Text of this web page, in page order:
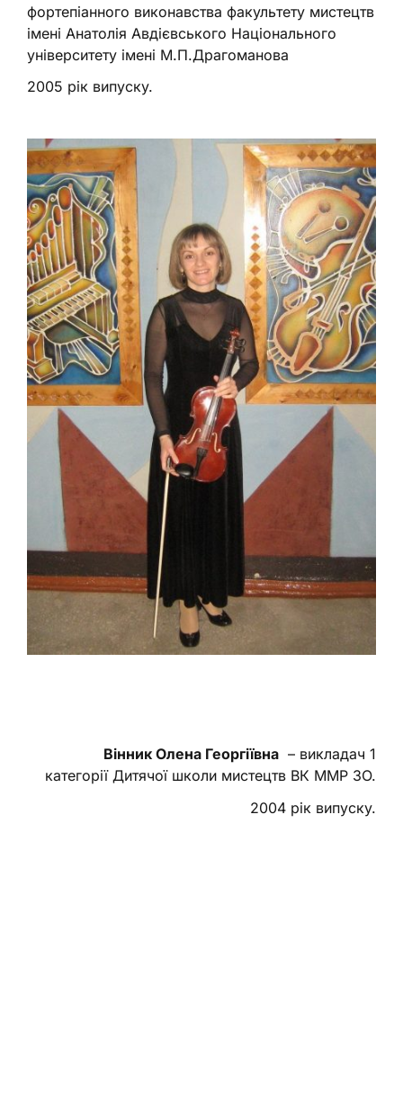
фортепіанного виконавства факультету мистецтв
імені Анатолія Авдієвського Національного
університету імені М.П.Драгоманова
2005 рік випуску.
Вінник Олена Георгіївна – викладач 1
категорії Дитячої школи мистецтв ВК ММР ЗО.
2004 рік випуску.